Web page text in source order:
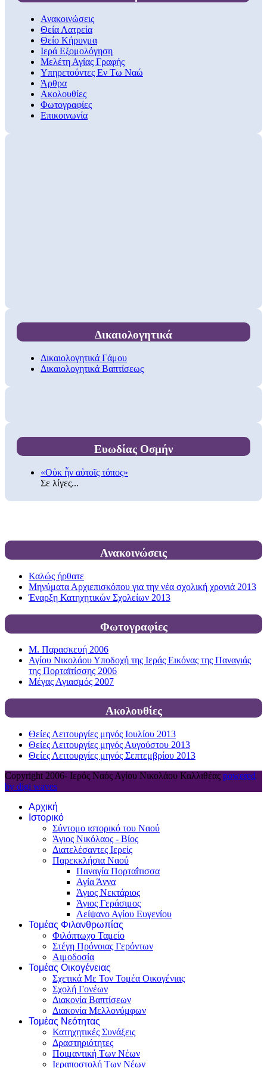
Ανακοινώσεις
Θεία Λατρεία
Θείο Κήρυγμα
Ιερά Εξομολόγηση
Μελέτη Αγίας Γραφής
Υπηρετούντες Εν Τω Ναώ
Άρθρα
Ακολουθίες
Φωτογραφίες
Επικοινωνία
Δικαιολογητικά
Δικαιολογητικά Γάμου
Δικαιολογητικά Βαπτίσεως
Ευωδίας Οσμήν
«Οὐκ ἦν αὐτοῖς τόπος»
Σε λίγες...
Ανακοινώσεις
Καλώς ήρθατε
Μηνύματα Αρχιεπισκόπου για την νέα σχολική χρονιά 2013
Έναρξη Κατηχητικών Σχολείων 2013
Φωτογραφίες
Μ. Παρασκευή 2006
Αγίου Νικολάου Υποδοχή της Ιεράς Εικόνας της Παναγιάς
της Πορταϊτίσσης 2006
Μέγας Αγιασμός 2007
Ακολουθίες
Θείες Λειτουργίες μηνός Ιουλίου 2013
Θείες Λειτουργίες μηνός Αυγούστου 2013
Θείες Λειτουργίες μηνός Σεπτεμβρίου 2013
Copyright 2006- Ιερός Ναός Αγίου Νικολάου Καλλιθέας powered
by digi waves
Αρχική
Ιστορικό
Σύντομο ιστορικό του Ναού
Άγιος Νικόλαος - Βίος
Διατελέσαντες Ιερείς
Παρεκκλήσια Ναού
Παναγία Πορταΐτισσα
Αγία Άννα
Άγιος Νεκτάριος
Άγιος Γεράσιμος
Λείψανο Αγίου Ευγενίου
Τομέας Φιλανθρωπίας
Φιλόπτωχο Ταμείο
Στέγη Πρόνοιας Γερόντων
Αιμοδοσία
Τομέας Οικογένειας
Σχετικά Με Τον Τομέα Οικογένιας
Σχολή Γονέων
Διακονία Βαπτίσεων
Διακονία Μελλονύμφων
Τομέας Νεότητας
Κατηχητικές Συνάξεις
Δραστηριότητες
Ποιμαντική Των Νέων
Ιεραποστολή Των Νέων